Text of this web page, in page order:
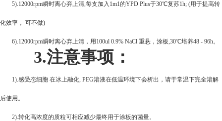
5).12000rpm瞬时离心弃上清,每支加入1m1的YPD Plus于30℃复苏1h; (用于提高转
化效率， 可不做)
6).12000rpm瞬时离心弃上清，用100ul 0.9% NaCl 重悬，涂板,30℃培养48 - 96h。
3.注意事项：
1).感受态细胞 在冰上融化, PEG溶液在低温环境下会析出，请于常温下完全溶解
后使用。
2).转化高浓度的质粒可相应减少最终用于涂板的菌量。